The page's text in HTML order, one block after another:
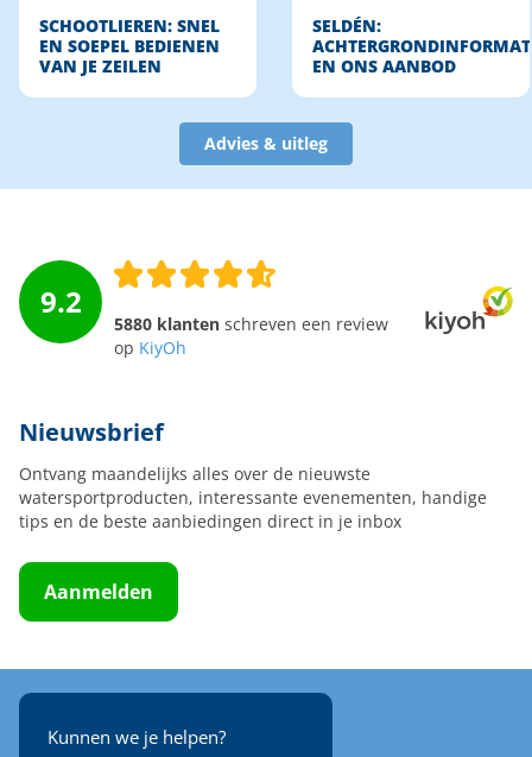
SCHOOTLIEREN: SNEL
EN SOEPEL BEDIENEN
VAN JE ZEILEN
SELDÉN:
EN ONS AANBOD
Advies & uitleg
9.2
5880 klanten schreven een review
op KiyOh
Nieuwsbrief
Ontvang maandelijks alles over de nieuwste
watersportproducten, interessante evenementen, handige
tips en de beste aanbiedingen direct in je inbox
Aanmelden
Kunnen we je helpen?